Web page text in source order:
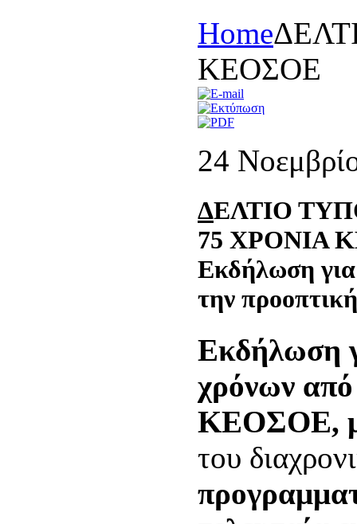
Home
ΚΕΟΣΟΕ
24
ΔΕΛΤΙΟ
75 ΧΡΟΝΙΑ
Εκδήλωση για
την
Εκδήλωση
χρόνων από
ΚΕΟΣΟΕ,
του